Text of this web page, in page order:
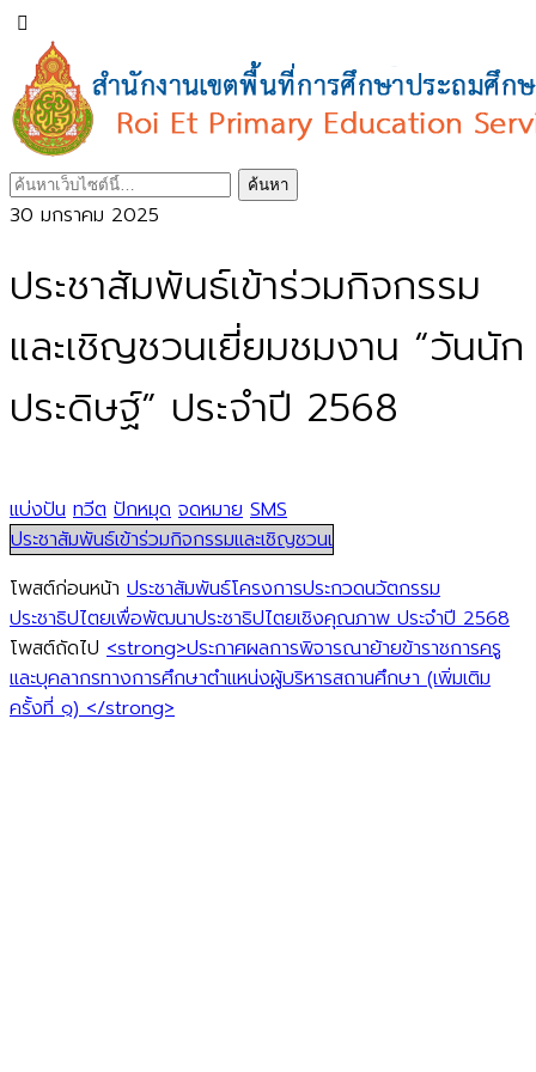
30 มกราคม 2025
ประชาสัมพันธ์เข้าร่วมกิจกรรม
และเชิญชวนเยี่ยมชมงาน “วันนัก
ประดิษฐ์” ประจำปี 2568
แบ่งปัน ทวีต ปักหมุด จดหมาย SMS
ประชาสัมพันธ์เข้าร่วมกิจกรรมและเชิญชวนเ
โพสต์ก่อนหน้า ประชาสัมพันธ์โครงการประกวดนวัตกรรม
ประชาธิปไตยเพื่อพัฒนาประชาธิปไตยเชิงคุณภาพ ประจำปี 2568
โพสต์ถัดไป <strong>ประกาศผลการพิจารณาย้ายข้าราชการครู
และบุคลากรทางการศึกษาตำแหน่งผู้บริหารสถานศึกษา (เพิ่มเติม
ครั้งที่ ๑) </strong>